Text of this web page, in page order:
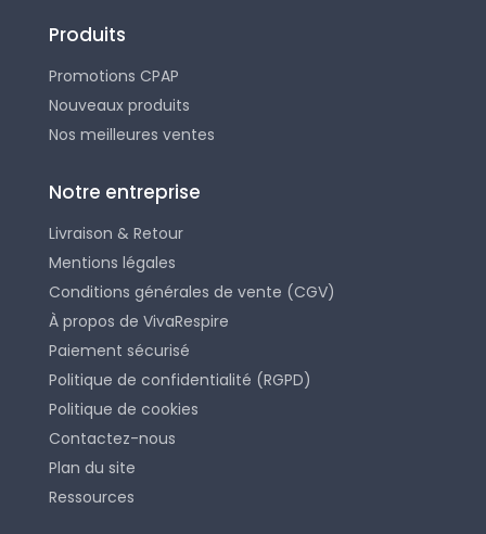
Produits
Promotions CPAP
Nouveaux produits
Nos meilleures ventes
Notre entreprise
Livraison & Retour
Mentions légales
Conditions générales de vente (CGV)
À propos de VivaRespire
Paiement sécurisé
Politique de confidentialité (RGPD)
Politique de cookies
Contactez-nous
Plan du site
Ressources